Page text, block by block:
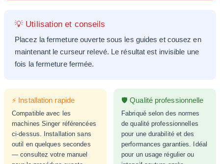
💡 Utilisation et conseils
Placez la fermeture ouverte sous les guides et cousez en
maintenant le curseur relevé. Le résultat est invisible une
fois la fermeture fermée.
⚡ Installation rapide
Compatible avec les
machines Singer référencées
ci-dessus. Installation sans
outil en quelques secondes
— consultez votre manuel
🛡️ Qualité professionnelle
Fabriqué selon des normes
de qualité professionnelles
pour une durabilité et des
performances garanties. Idéal
pour un usage régulier ou